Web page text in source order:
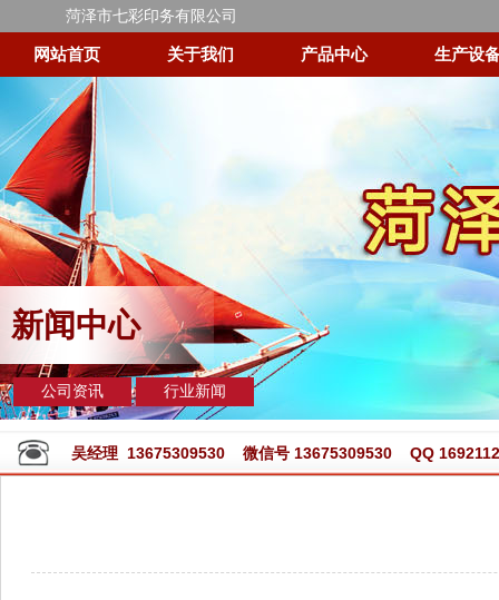
菏泽市七彩印务有限公司
网站首页 关于我们 产品中心 生产设
新闻中心
公司资讯 行业新闻
吴经理 13675309530 微信号 13675309530 QQ